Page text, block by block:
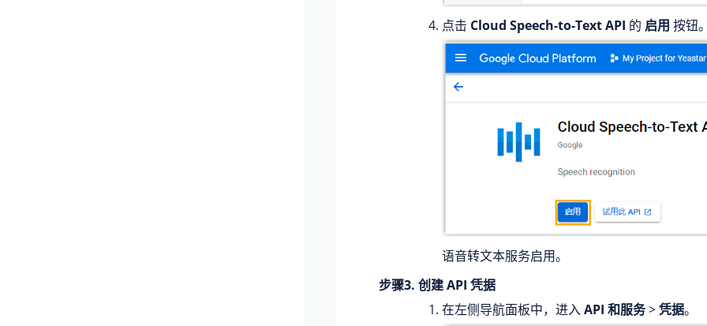
点击 Cloud Speech-to-Text API 的 启用 按钮
语音转文本服务启用。
步骤3. 创建 API 凭据
在左侧导航面板中，进入API 和服务>凭据。